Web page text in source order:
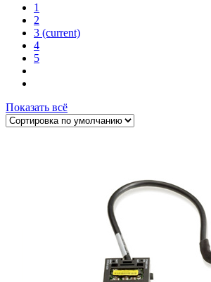
1
2
3 (current)
4
5
Показать всё